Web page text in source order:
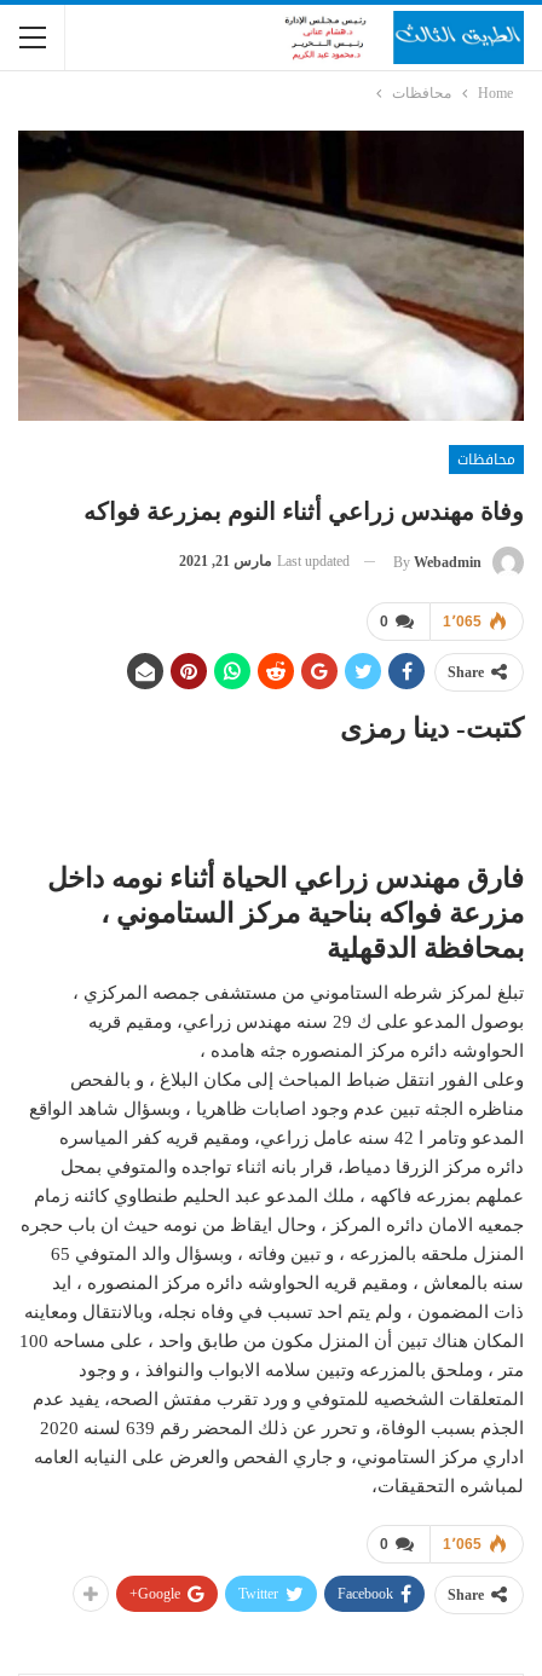
Home محافظات
محافظات
وفاة مهندس زراعي أثناء النوم بمزرعة فواكه
By Webadmin
Last updated مارس 21, 2021
0 1٬065
Share
كتبت- دينا رمزى
فارق مهندس زراعي الحياة أثناء نومه داخل
مزرعة فواكه بناحية مركز الستاموني ،
بمحافظة الدقهلية
تبلغ لمركز شرطه الستاموني من مستشفى جمصه المركزي ،
بوصول المدعو على ك 29 سنه مهندس زراعي، ومقيم قريه
الحواوشه دائره مركز المنصوره جثه هامده ،
وعلى الفور انتقل ضباط المباحث إلى مكان البلاغ ، و بالفحص
مناظره الجثه تبين عدم وجود اصابات ظاهريا ، وبسؤال شاهد الواقع
المدعو وتامر ا 42 سنه عامل زراعي، ومقيم قريه كفر المياسره
دائره مركز الزرقا دمياط، قرار بانه اثناء تواجده والمتوفي بمحل
عملهم بمزرعه فاكهه ، ملك المدعو عبد الحليم طنطاوي كائنه زمام
جمعيه الامان دائره المركز ، وحال ايقاظ من نومه حيث ان باب حجره
المنزل ملحقه بالمزرعه ، و تبين وفاته ، وبسؤال والد المتوفي 65
سنه بالمعاش ، ومقيم قريه الحواوشه دائره مركز المنصوره ، ايد
ذات المضمون ، ولم يتم احد تسبب في وفاه نجله، وبالانتقال ومعاينه
المكان هناك تبين أن المنزل مكون من طابق واحد ، على مساحه 100
متر ، وملحق بالمزرعه وتبين سلامه الابواب والنوافذ ، و وجود
المتعلقات الشخصيه للمتوفي و ورد تقرب مفتش الصحه، يفيد عدم
الجذم بسبب الوفاة، و تحرر عن ذلك المحضر رقم 639 لسنه 2020
اداري مركز الستاموني، و جاري الفحص والعرض على النيابه العامه
لمباشره التحقيقات،
0 1٬065
Share
Facebook
Twitter
Google+